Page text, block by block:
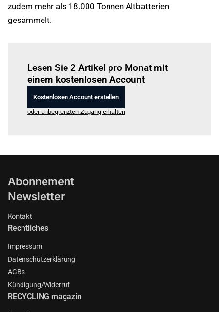
zudem mehr als 18.000 Tonnen Altbatterien
gesammelt.
Lesen Sie 2 Artikel pro Monat mit
einem kostenlosen Account
Kostenlosen Account erstellen
oder unbegrenzten Zugang erhalten
Abonnement
Newsletter
Kontakt
Rechtliches
Impressum
Datenschutzerklärung
AGBs
Kündigung/Widerruf
RECYCLING magazin